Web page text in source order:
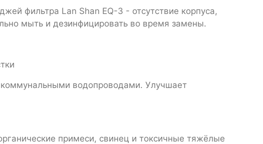
фильтра Lan Shan EQ-3 - отсутствие корпуса,
мыть и дезинфицировать во время замены.
коммунальными водопроводами. Улучшает
примеси, свинец и токсичные тяжёлые